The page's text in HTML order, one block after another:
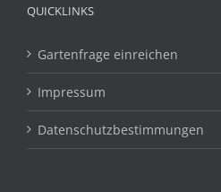
QUICKLINKS
Gartenfrage einreichen
Impressum
Datenschutzbestimmungen